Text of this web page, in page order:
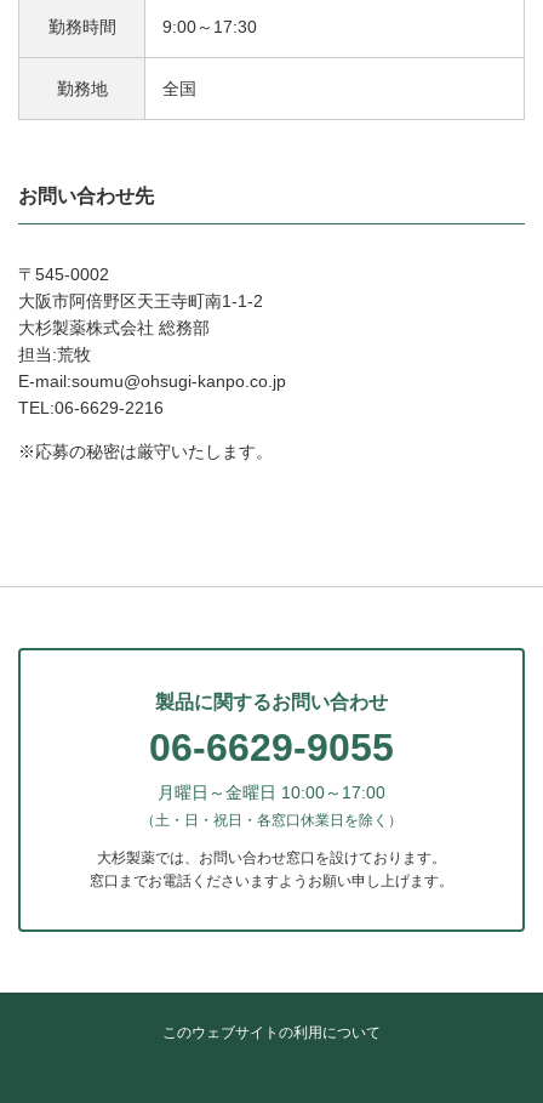
勤務時間 9:00～17:30
勤務地 全国
お問い合わせ先
〒545-0002
大阪市阿倍野区天王寺町南1-1-2
大杉製薬株式会社 総務部
担当:荒牧
E-mail:soumu@ohsugi-kanpo.co.jp
TEL:06-6629-2216
※応募の秘密は厳守いたします。
製品に関するお問い合わせ
06-6629-9055
月曜日～金曜日 10:00～17:00
（土・日・祝日・各窓口休業日を除く）
大杉製薬では、お問い合わせ窓口を設けております。
窓口までお電話くださいますようお願い申し上げます。
このウェブサイトの利用について